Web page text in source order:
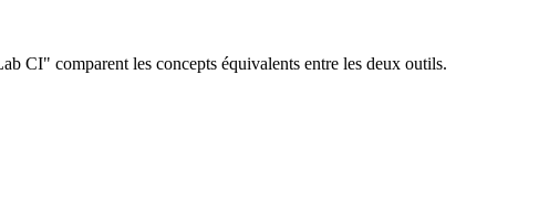
CI" comparent les concepts équivalents entre les deux outils.